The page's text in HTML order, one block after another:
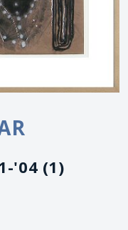
'04 (1)